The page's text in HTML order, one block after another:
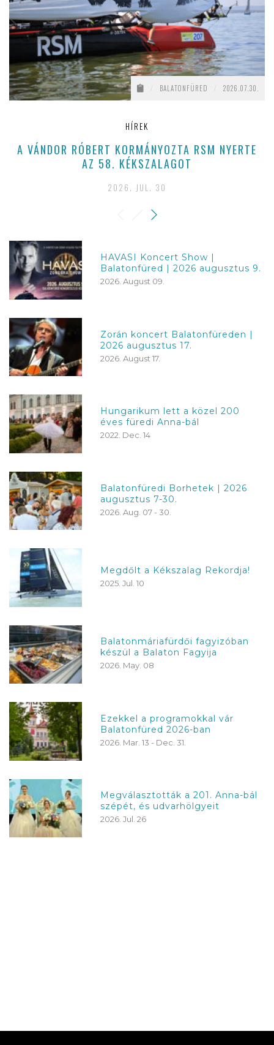
BALATONFÜRED 2026.07.30.
HÍREK
A VÁNDOR RÓBERT KORMÁNYOZTA RSM NYERTE
AZ 58. KÉKSZALAGOT
2026. JUL. 30
HAVASI Koncert Show |
Balatonfüred | 2026 augusztus 9.
2026. August 09.
Zorán koncert Balatonfüreden |
2026 augusztus 17.
2026. August 17.
Hungarikum lett a közel 200
éves füredi Anna-bál
2022. Dec. 14
Balatonfüredi Borhetek | 2026
augusztus 7-30.
2026. Aug. 07 - 30.
Megdőlt a Kékszalag Rekordja!
2025. Jul. 10
Balatonmáriafürdői fagyizóban
készül a Balaton Fagyija
2026. May. 08
Ezekkel a programokkal vár
Balatonfüred 2026-ban
2026. Mar. 13 - Dec. 31.
Megválasztották a 201. Anna-bál
szépét, és udvarhölgyeit
2026. Jul. 26